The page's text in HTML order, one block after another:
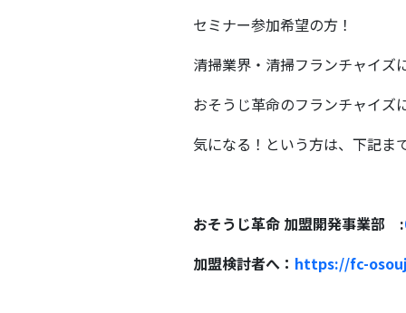
セミナー参加希望の方！
清掃業界・清掃フランチャイズ
おそうじ革命のフランチャイズ
気になる！という方は、下記ま
おそうじ革命 加盟開発事業部 :
加盟検討者へ： https://fc-